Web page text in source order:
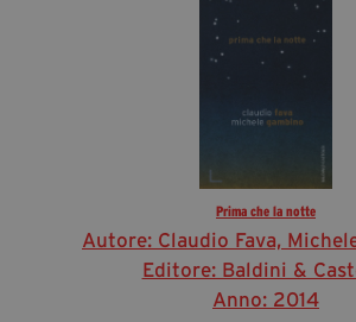
Prima che la notte
Autore: Claudio Fava,
Editore: Baldini &
Anno: 2014